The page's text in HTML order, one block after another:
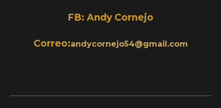
FB: Andy Cornejo
Correo:andycornejo54@gmail.com